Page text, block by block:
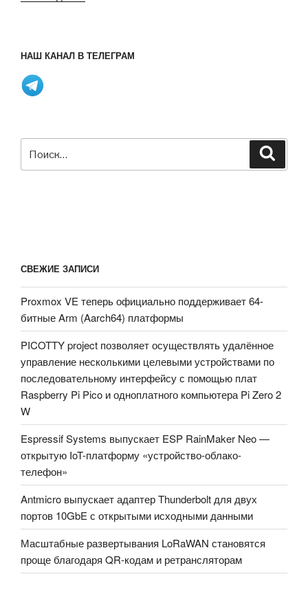
Tinker,
Pi
НАШ КАНАЛ В ТЕЛЕГРАМ
СВЕЖИЕ ЗАПИСИ
Proxmox VE теперь официально поддерживает 64-
битные Arm (Aarch64) платформы
PICOTTY project позволяет осуществлять удалённое
управление несколькими целевыми устройствами по
последовательному интерфейсу с помощью плат
Raspberry Pi Pico и одноплатного компьютера Pi Zero 2
W
Espressif Systems выпускает ESP RainMaker Neo —
открытую IoT-платформу «устройство-облако-
телефон»
Antmicro выпускает адаптер Thunderbolt для двух
портов 10GbE с открытыми исходными данными
Масштабные развертывания LoRaWAN становятся
проще благодаря QR-кодам и ретрансляторам